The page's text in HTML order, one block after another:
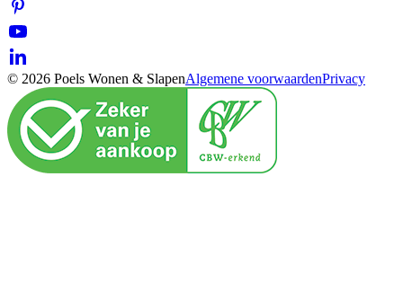
© 2026 Poels Wonen & SlapenAlgemene voorwaardenPrivacy